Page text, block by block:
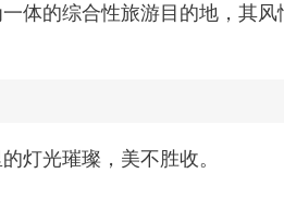
体的综合性旅游目的地，其风
灯光璀璨，美不胜收。